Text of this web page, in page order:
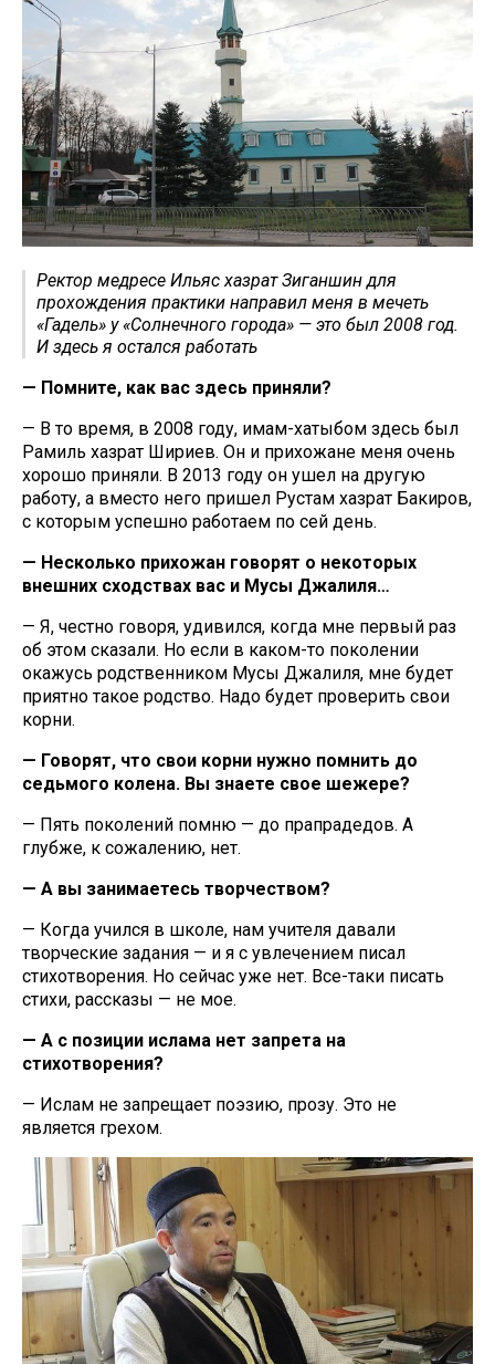
Ректор медресе Ильяс хазрат Зиганшин для
прохождения практики направил меня в мечеть
«Гадель» у «Солнечного города» — это был 2008 год.
И здесь я остался работать
— Помните, как вас здесь приняли?
— В то время, в 2008 году, имам-хатыбом здесь был
Рамиль хазрат Шириев. Он и прихожане меня очень
хорошо приняли. В 2013 году он ушел на другую
работу, а вместо него пришел Рустам хазрат Бакиров,
с которым успешно работаем по сей день.
— Несколько прихожан говорят о некоторых
внешних сходствах вас и Мусы Джалиля…
— Я, честно говоря, удивился, когда мне первый раз
об этом сказали. Но если в каком-то поколении
окажусь родственником Мусы Джалиля, мне будет
приятно такое родство. Надо будет проверить свои
корни.
— Говорят, что свои корни нужно помнить до
седьмого колена. Вы знаете свое шежере?
— Пять поколений помню — до прапрадедов. А
глубже, к сожалению, нет.
— А вы занимаетесь творчеством?
— Когда учился в школе, нам учителя давали
творческие задания — и я с увлечением писал
стихотворения. Но сейчас уже нет. Все-таки писать
стихи, рассказы — не мое.
— А с позиции ислама нет запрета на
стихотворения?
— Ислам не запрещает поэзию, прозу. Это не
является грехом.